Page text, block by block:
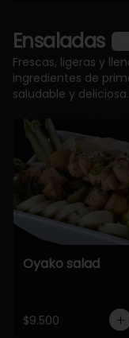
Ensaladas
Frescas, ligeras y
ingredientes de
saludable y deliciosa.
Oyako salad
$9.500